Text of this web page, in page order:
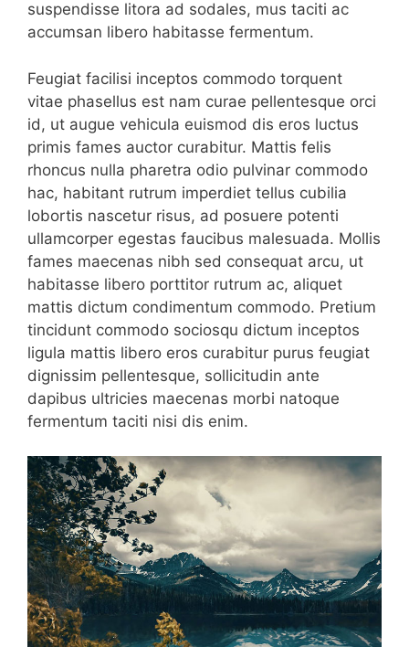
suspendisse litora ad sodales, mus taciti ac
accumsan libero habitasse fermentum.
Feugiat facilisi inceptos commodo torquent
vitae phasellus est nam curae pellentesque orci
id, ut augue vehicula euismod dis eros luctus
primis fames auctor curabitur. Mattis felis
rhoncus nulla pharetra odio pulvinar commodo
hac, habitant rutrum imperdiet tellus cubilia
lobortis nascetur risus, ad posuere potenti
ullamcorper egestas faucibus malesuada. Mollis
fames maecenas nibh sed consequat arcu, ut
habitasse libero porttitor rutrum ac, aliquet
mattis dictum condimentum commodo. Pretium
tincidunt commodo sociosqu dictum inceptos
ligula mattis libero eros curabitur purus feugiat
dignissim pellentesque, sollicitudin ante
dapibus ultricies maecenas morbi natoque
fermentum taciti nisi dis enim.